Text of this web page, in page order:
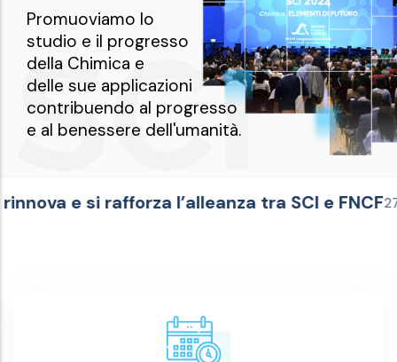
Promuoviamo lo
studio e il progresso
della Chimica e
delle sue applicazioni
contribuendo al progresso
e al benessere dell'umanità.
l’alleanza tra SCI e FNCF27/07/2026